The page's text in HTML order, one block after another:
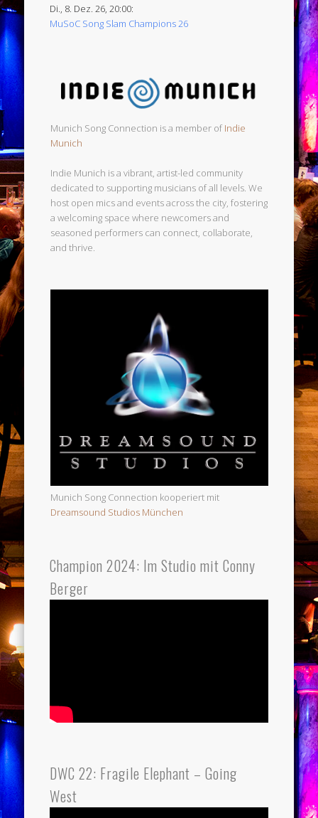
Di., 8. Dez. 26, 20:00:
MuSoC Song Slam Champions 26
Munich Song Connection is a member ofIndie
Munich
Indie Munich is a vibrant, artist-led community
dedicated to supporting musicians of all levels. We
host open mics and events across the city, fostering
a welcoming space where newcomers and
seasoned performers can connect, collaborate,
and thrive.
Munich Song Connection kooperiert mit
Dreamsound Studios München
Champion 2024: Im Studio mit Conny
Berger
DWC 22: Fragile Elephant – Going
West